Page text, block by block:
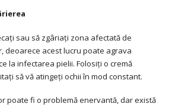
sau să zgâriați zona afectată de
deoarece acest lucru poate agrava
la infectarea pielii. Folosiți o cremă
să vă atingeți ochii în mod constant.
poate fi o problemă enervantă, dar există